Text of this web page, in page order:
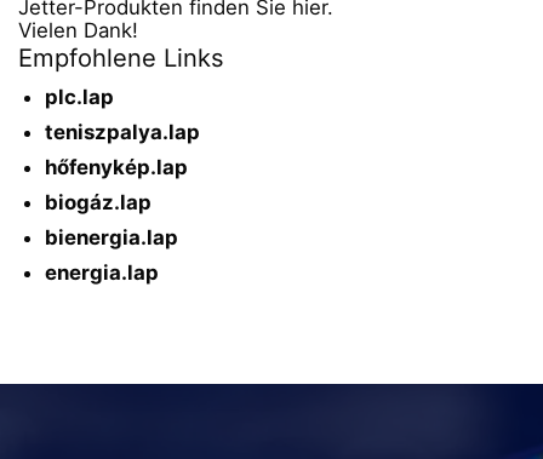
Jetter-Produkten finden Sie hier.
Vielen Dank!
Empfohlene Links
plc.lap
teniszpalya.lap
hőfenykép.lap
biogáz.lap
bienergia.lap
energia.lap